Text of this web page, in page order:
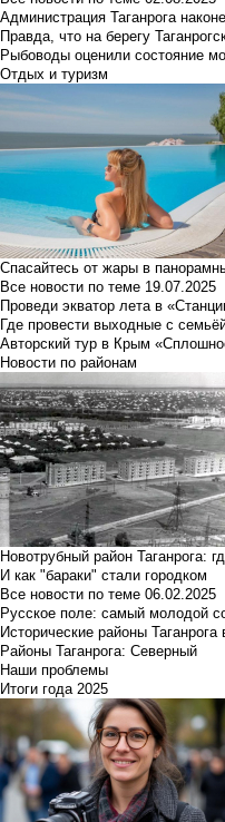
Администрация Таганрога
Правда, что на берегу
Рыбоводы оценили состояние
Отдых и туризм
Спасайтесь от жары в
Все новости по теме 19.07.2025
Проведи экватор лета в
Где провести выходные с
Авторский тур в Крым
Новости по районам
Новотрубный район Таганрога:
И как "бараки" стали городком
Все новости по теме 06.02.2025
Русское поле: самый молодой
Исторические районы
Районы Таганрога: Северный
Наши проблемы
Итоги года 2025